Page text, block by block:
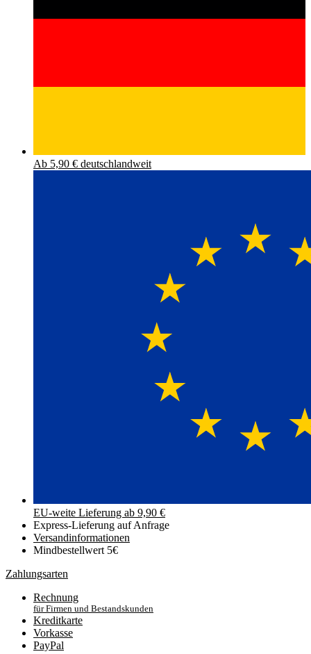
Ab 5,90 € deutschlandweit
EU-weite Lieferung ab 9,90 €
Express-Lieferung auf Anfrage
Versand­informationen
Mindbestellwert 5€
Zahlungsarten
Rechnung
für Firmen und Bestandskunden
Kreditkarte
Vorkasse
PayPal